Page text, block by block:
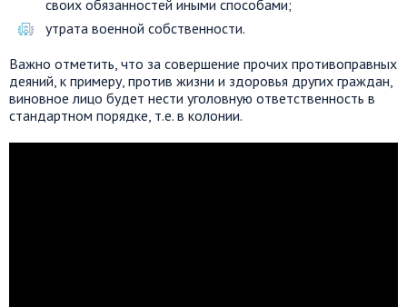
своих обязанностей иными способами;
утрата военной собственности.
Важно отметить, что за совершение прочих противоправных
деяний, к примеру, против жизни и здоровья других граждан,
виновное лицо будет нести уголовную ответственность в
стандартном порядке, т.е. в колонии.